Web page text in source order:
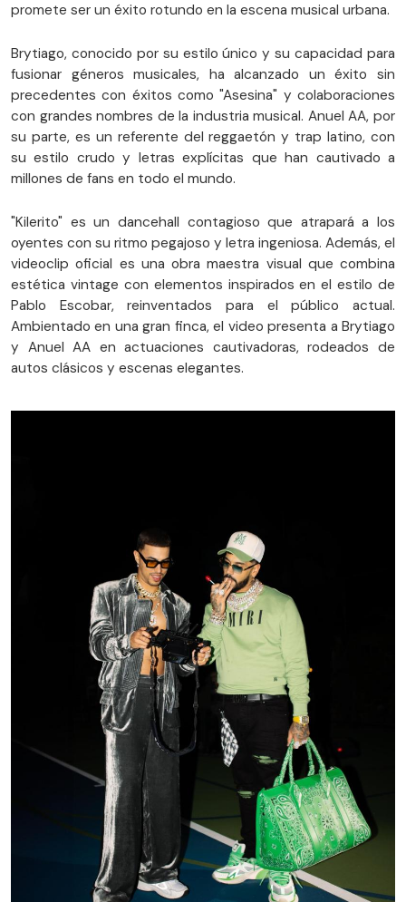
promete ser un éxito rotundo en la escena musical urbana.
Brytiago, conocido por su estilo único y su capacidad para
fusionar géneros musicales, ha alcanzado un éxito sin
precedentes con éxitos como "Asesina" y colaboraciones
con grandes nombres de la industria musical. Anuel AA, por
su parte, es un referente del reggaetón y trap latino, con
su estilo crudo y letras explícitas que han cautivado a
millones de fans en todo el mundo.
"Kilerito" es un dancehall contagioso que atrapará a los
oyentes con su ritmo pegajoso y letra ingeniosa. Además, el
videoclip oficial es una obra maestra visual que combina
estética vintage con elementos inspirados en el estilo de
Pablo Escobar, reinventados para el público actual.
Ambientado en una gran finca, el video presenta a Brytiago
y Anuel AA en actuaciones cautivadoras, rodeados de
autos clásicos y escenas elegantes.